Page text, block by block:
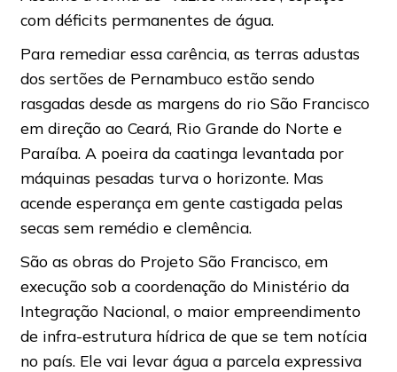
com déficits permanentes de água.
Para remediar essa carência, as terras adustas
dos sertões de Pernambuco estão sendo
rasgadas desde as margens do rio São Francisco
em direção ao Ceará, Rio Grande do Norte e
Paraíba. A poeira da caatinga levantada por
máquinas pesadas turva o horizonte. Mas
acende esperança em gente castigada pelas
secas sem remédio e clemência.
São as obras do Projeto São Francisco, em
execução sob a coordenação do Ministério da
Integração Nacional, o maior empreendimento
de infra-estrutura hídrica de que se tem notícia
no país. Ele vai levar água a parcela expressiva